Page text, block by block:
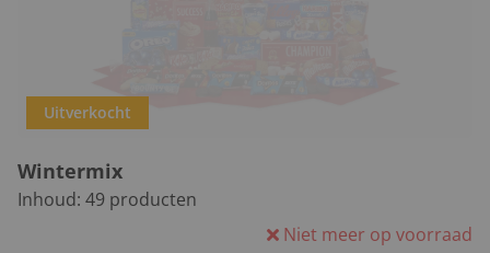
Uitverkocht
Wintermix
Inhoud: 49 producten
Niet meer op voorraad